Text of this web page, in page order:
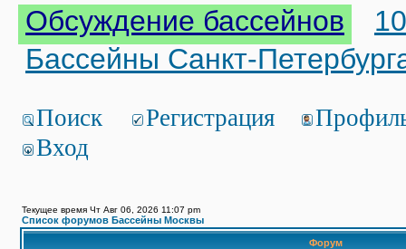
Обсуждение бассейнов
Бассейны Санкт-
Поиск Регистрация
Вход
Текущее время Чт Авг 06, 2026 11:07 pm
Список форумов Бассейны Москвы
Форум